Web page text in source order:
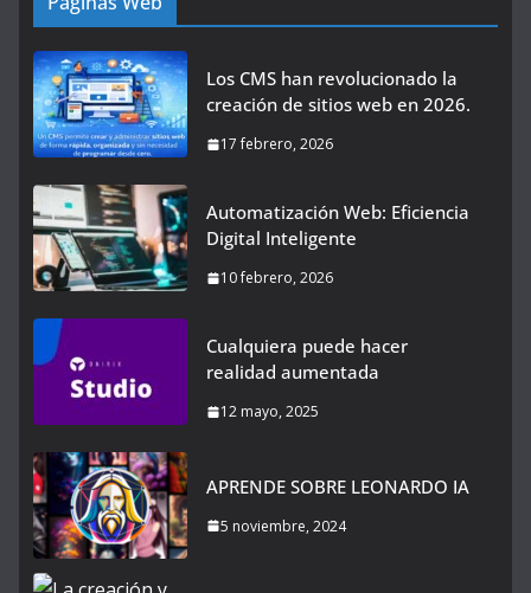
Los CMS han revolucionado la
creación de sitios web en 2026.
17 febrero, 2026
Automatización Web: Eficiencia
Digital Inteligente
10 febrero, 2026
Cualquiera puede hacer
realidad aumentada
12 mayo, 2025
APRENDE SOBRE LEONARDO IA
5 noviembre, 2024